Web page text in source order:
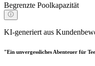
Begrenzte Poolkapazität
KI-generiert aus
"Ein unvergessliches Abenteuer für